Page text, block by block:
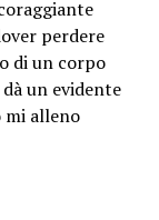
perdere
di un corpo
un evidente
mi alleno